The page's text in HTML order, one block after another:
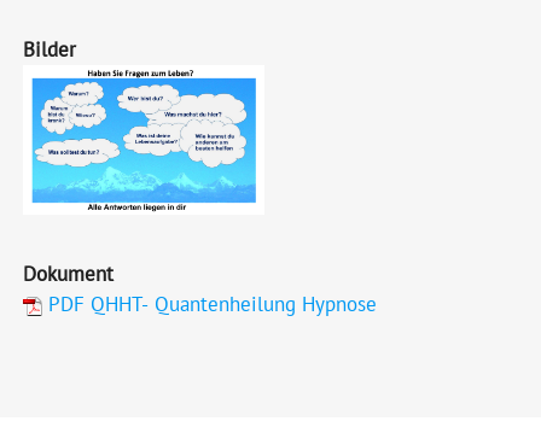
Bilder
Dokument
PDF QHHT- Quantenheilung Hypnose